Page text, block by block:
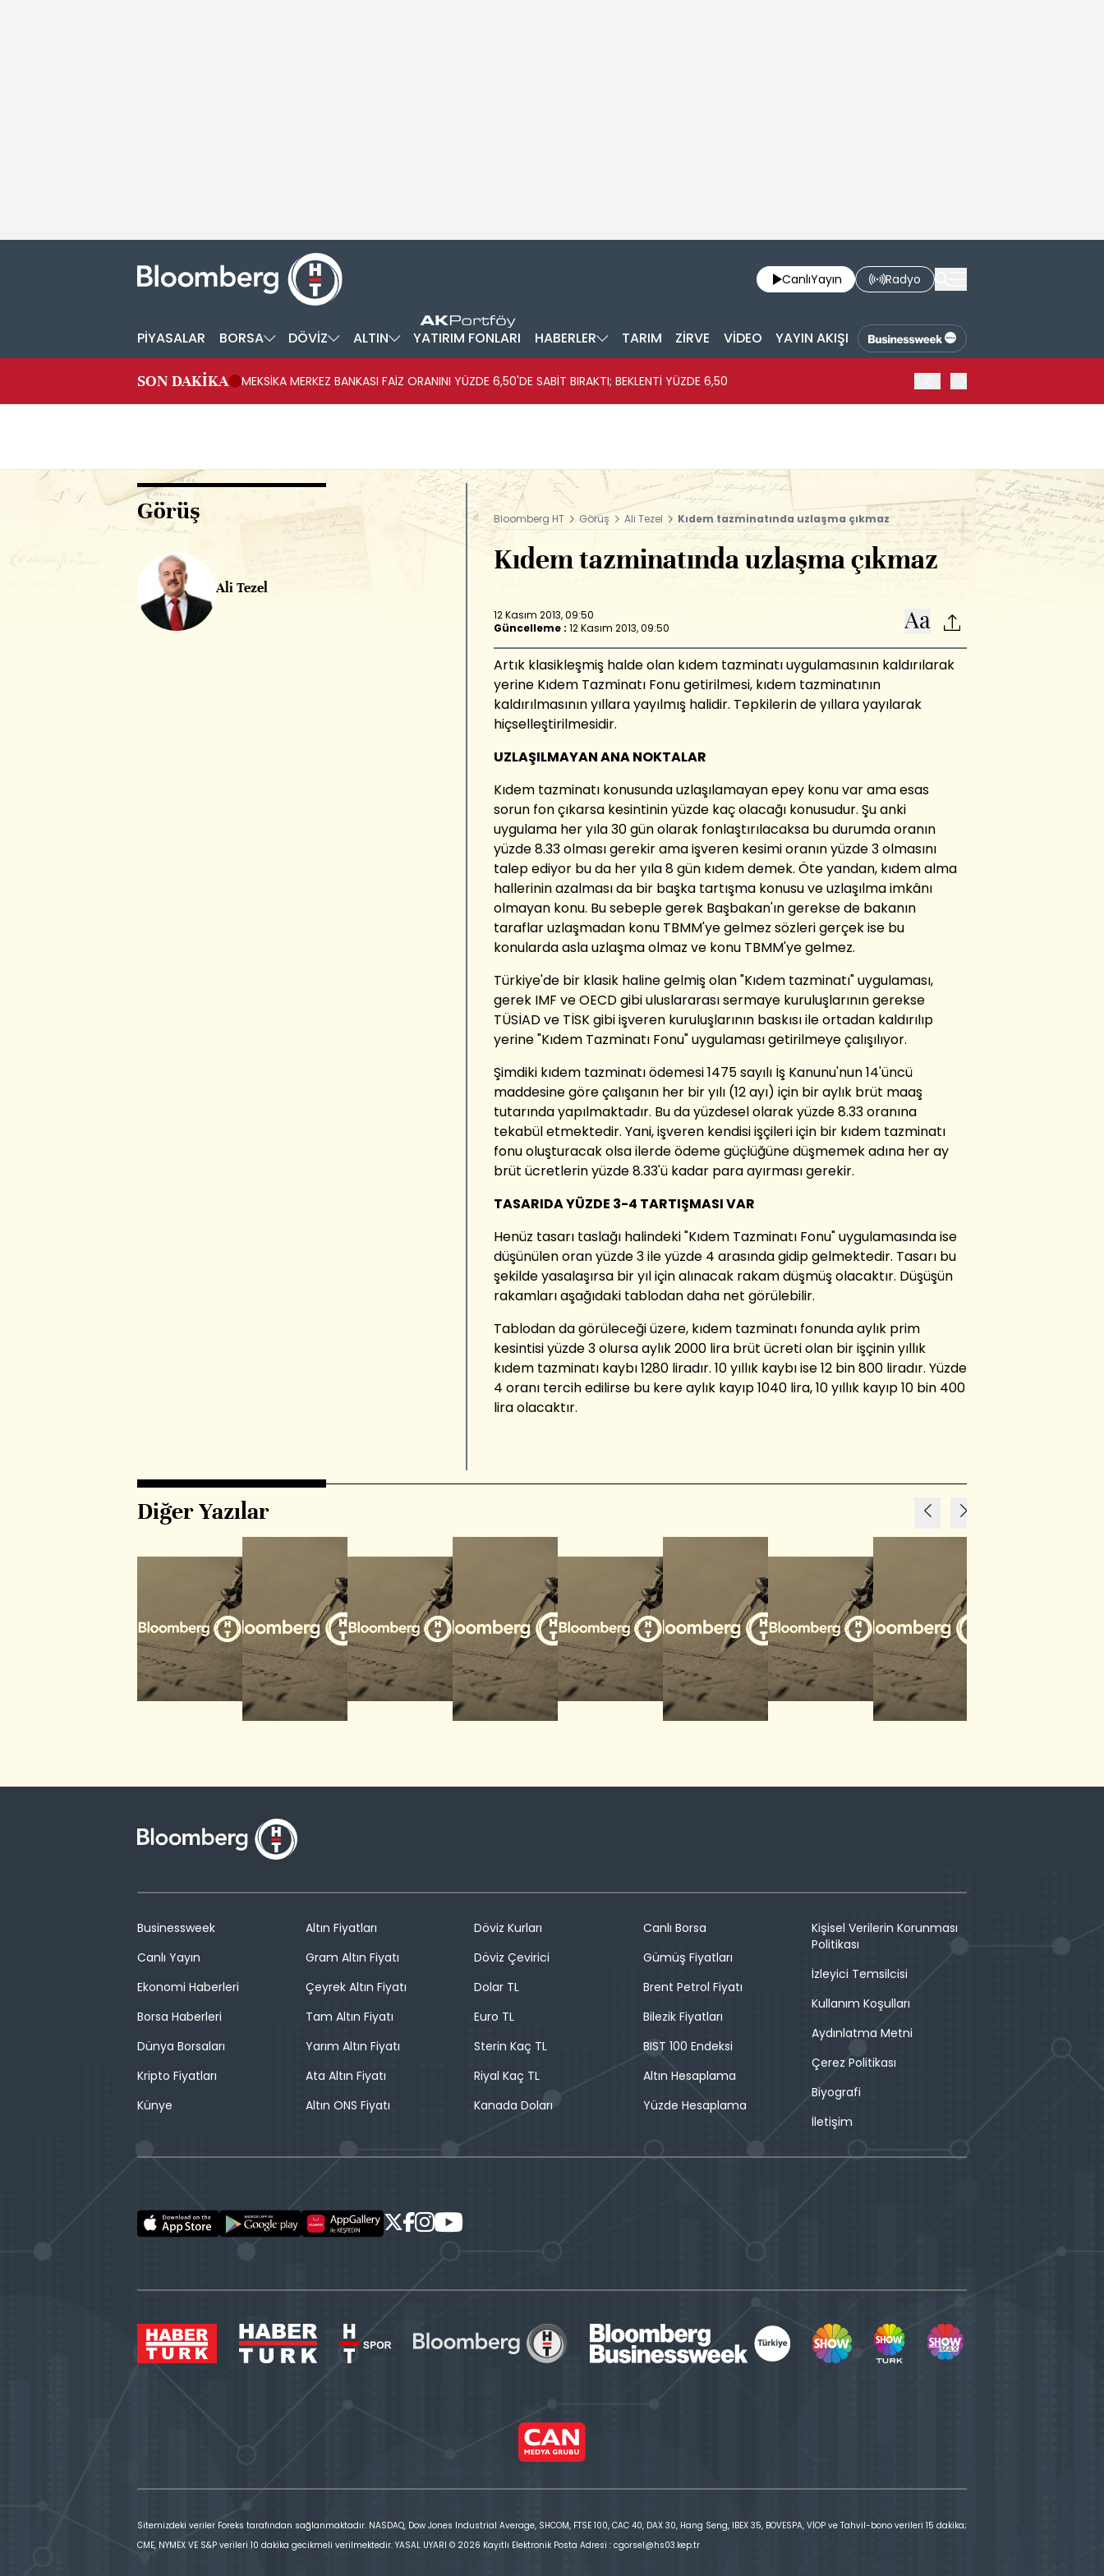
CanlıYayın Radyo
PİYASALAR BORSA DÖVİZ ALTIN YATIRIM FONLARI HABERLER TARIM ZİRVE VİDEO YAYIN AKIŞI
SON DAKİKA MEKSİKA MERKEZ BANKASI FAİZ ORANINI YÜZDE 6,50'DE SABİT BIRAKTI; BEKLENTİ YÜZDE 6,50
Görüş
Ali Tezel
Bloomberg HT Görüş Ali Tezel Kıdem tazminatında uzlaşma çıkmaz
Kıdem tazminatında uzlaşma çıkmaz
12 Kasım 2013, 09:50
Güncelleme : 12 Kasım 2013, 09:50
Artık klasikleşmiş halde olan kıdem tazminatı uygulamasının kaldırılarak
yerine Kıdem Tazminatı Fonu getirilmesi, kıdem tazminatının
kaldırılmasının yıllara yayılmış halidir. Tepkilerin de yıllara yayılarak
hiçselleştirilmesidir.
UZLAŞILMAYAN ANA NOKTALAR
Kıdem tazminatı konusunda uzlaşılamayan epey konu var ama esas
sorun fon çıkarsa kesintinin yüzde kaç olacağı konusudur. Şu anki
uygulama her yıla 30 gün olarak fonlaştırılacaksa bu durumda oranın
yüzde 8.33 olması gerekir ama işveren kesimi oranın yüzde 3 olmasını
talep ediyor bu da her yıla 8 gün kıdem demek. Öte yandan, kıdem alma
hallerinin azalması da bir başka tartışma konusu ve uzlaşılma imkânı
olmayan konu. Bu sebeple gerek Başbakan'ın gerekse de bakanın
taraflar uzlaşmadan konu TBMM'ye gelmez sözleri gerçek ise bu
konularda asla uzlaşma olmaz ve konu TBMM'ye gelmez.
Türkiye'de bir klasik haline gelmiş olan "Kıdem tazminatı" uygulaması,
gerek IMF ve OECD gibi uluslararası sermaye kuruluşlarının gerekse
TÜSİAD ve TİSK gibi işveren kuruluşlarının baskısı ile ortadan kaldırılıp
yerine "Kıdem Tazminatı Fonu" uygulaması getirilmeye çalışılıyor.
Şimdiki kıdem tazminatı ödemesi 1475 sayılı İş Kanunu'nun 14'üncü
maddesine göre çalışanın her bir yılı (12 ayı) için bir aylık brüt maaş
tutarında yapılmaktadır. Bu da yüzdesel olarak yüzde 8.33 oranına
tekabül etmektedir. Yani, işveren kendisi işçileri için bir kıdem tazminatı
fonu oluşturacak olsa ilerde ödeme güçlüğüne düşmemek adına her ay
brüt ücretlerin yüzde 8.33'ü kadar para ayırması gerekir.
TASARIDA YÜZDE 3-4 TARTIŞMASI VAR
Henüz tasarı taslağı halindeki "Kıdem Tazminatı Fonu" uygulamasında ise
düşünülen oran yüzde 3 ile yüzde 4 arasında gidip gelmektedir. Tasarı bu
şekilde yasalaşırsa bir yıl için alınacak rakam düşmüş olacaktır. Düşüşün
rakamları aşağıdaki tablodan daha net görülebilir.
Tablodan da görüleceği üzere, kıdem tazminatı fonunda aylık prim
kesintisi yüzde 3 olursa aylık 2000 lira brüt ücreti olan bir işçinin yıllık
kıdem tazminatı kaybı 1280 liradır. 10 yıllık kaybı ise 12 bin 800 liradır. Yüzde
4 oranı tercih edilirse bu kere aylık kayıp 1040 lira, 10 yıllık kayıp 10 bin 400
lira olacaktır.
Diğer Yazılar
Businessweek
Canlı Yayın
Ekonomi Haberleri
Borsa Haberleri
Dünya Borsaları
Kripto Fiyatları
Künye
Altın Fiyatları
Gram Altın Fiyatı
Çeyrek Altın Fiyatı
Tam Altın Fiyatı
Yarım Altın Fiyatı
Ata Altın Fiyatı
Altın ONS Fiyatı
Döviz Kurları
Döviz Çevirici
Dolar TL
Euro TL
Sterin Kaç TL
Riyal Kaç TL
Kanada Doları
Canlı Borsa
Gümüş Fiyatları
Brent Petrol Fiyatı
Bilezik Fiyatları
BIST 100 Endeksi
Altın Hesaplama
Yüzde Hesaplama
Kişisel Verilerin Korunması
Politikası
İzleyici Temsilcisi
Kullanım Koşulları
Aydınlatma Metni
Çerez Politikası
Biyografi
İletişim
Sitemizdeki veriler Foreks tarafından sağlanmaktadır. NASDAQ, Dow Jones Industrial Average, SHCOM, FTSE 100, CAC 40, DAX 30, Hang Seng, IBEX 35, BOVESPA, VİOP ve Tahvil-bono verileri 15 dakika;
CME, NYMEX VE S&P verileri 10 dakika gecikmeli verilmektedir. YASAL UYARI © 2026 Kayıtlı Elektronik Posta Adresi : cgorsel@hs03.kep.tr